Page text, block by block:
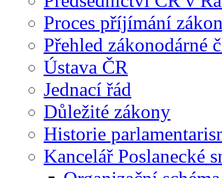
Proces příjímání
Přehled zákonodárné
Ústava ČR
Jednací řád
Důležité zákony
Historie
Kancelář Poslanecké